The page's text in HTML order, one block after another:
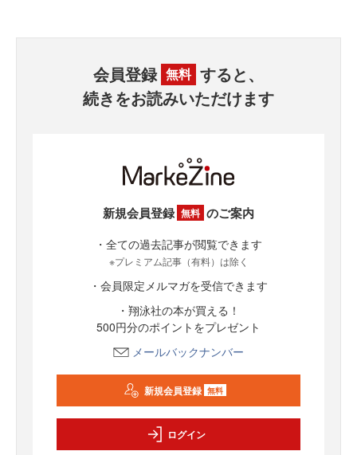
会員登録 無料 すると、
続きをお読みいただけます
新規会員登録 無料 のご案内
・全ての過去記事が閲覧できます
※プレミアム記事（有料）は除く
・会員限定メルマガを受信できます
・翔泳社の本が買える！
500円分のポイントをプレゼント
メールバックナンバー
新規会員登録 無料
ログイン